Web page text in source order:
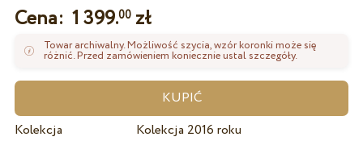
Cena: 1 399.00zł
Towar archiwalny. Możliwość szycia, wzór koronki może się
różnić. Przed zamówieniem koniecznie ustal szczegóły.
Kolekcja
Kolekcja 2016 roku